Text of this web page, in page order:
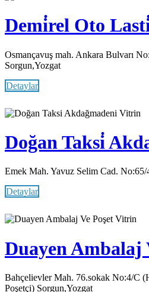
Demi̇rel Oto
Osmançavuş mah. Ankara Bulvarı
Sorgun,Yozgat
Detaylar
Vitrin
Doğan Taksi̇
Emek Mah. Yavuz Selim Cad.
Detaylar
Vitrin
Duayen Ambalaj
Bahçelievler Mah. 76.sokak No:4/C
Poşetçi) Sorgun,Yozgat